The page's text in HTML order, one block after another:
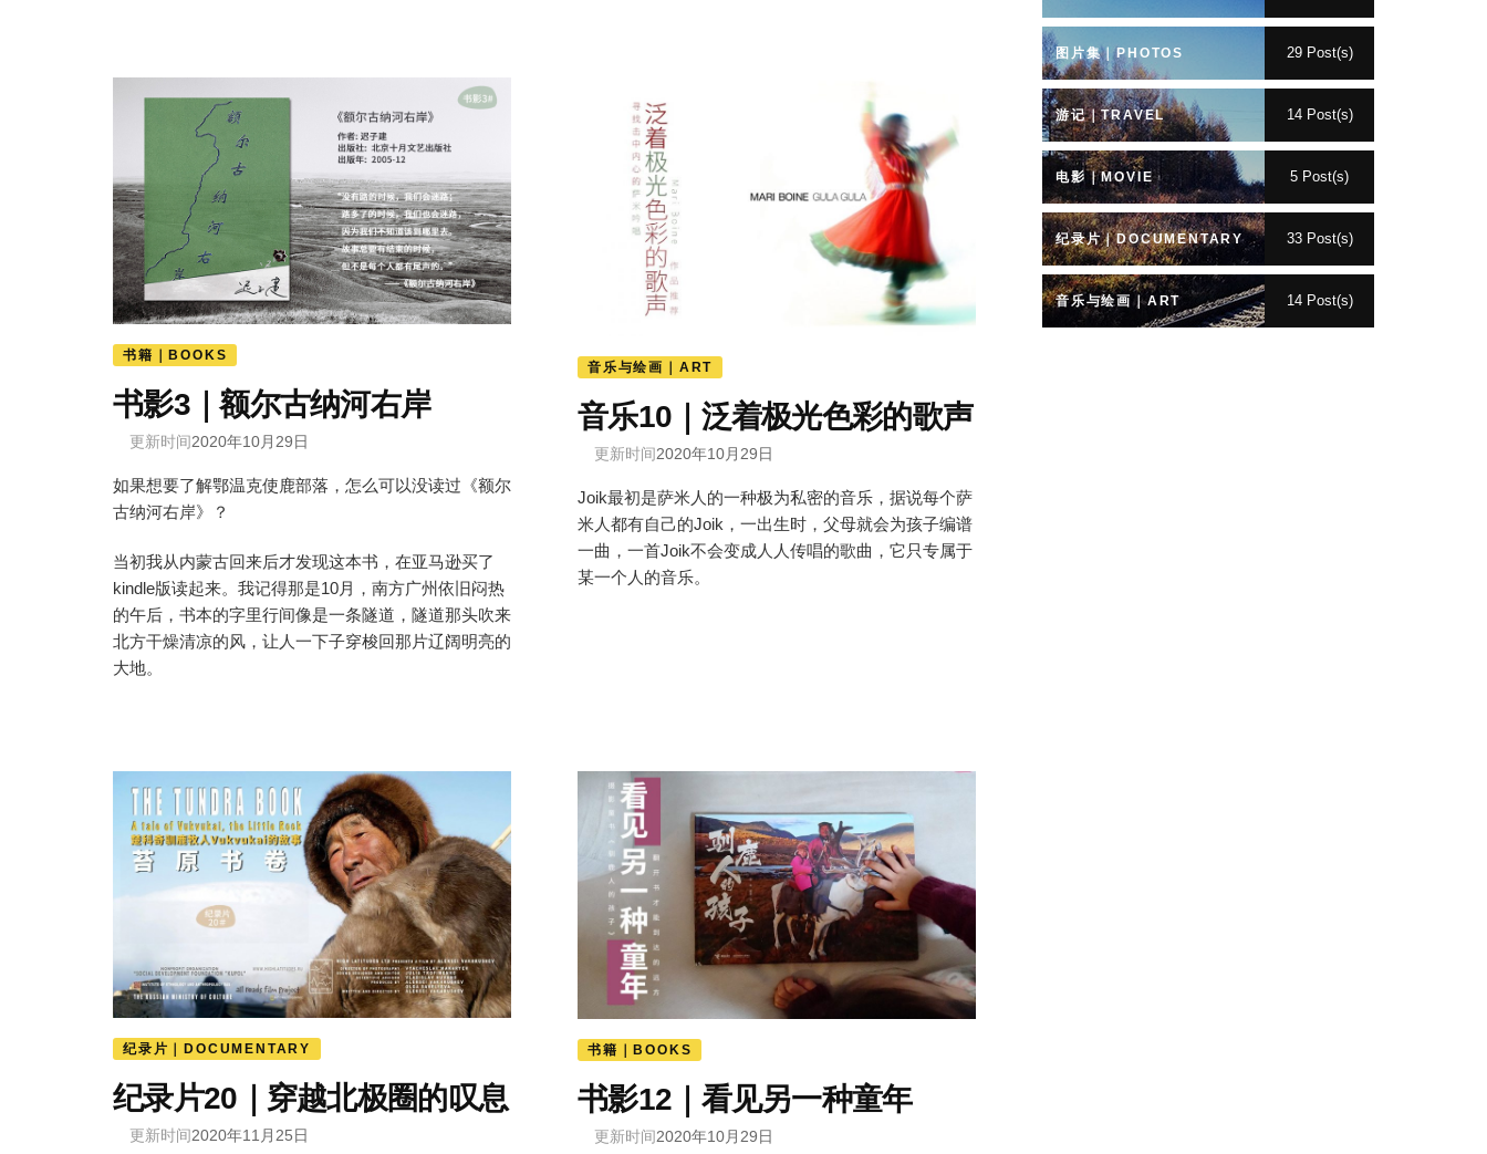
书籍｜BOOKS
书影3｜额尔古纳河右岸
更新时间2020年10月29日
如果想要了解鄂温克使鹿部落，怎么可以没读过《额尔
古纳河右岸》？
当初我从内蒙古回来后才发现这本书，在亚马逊买了
kindle版读起来。我记得那是10月，南方广州依旧闷热
的午后，书本的字里行间像是一条隧道，隧道那头吹来
北方干燥清凉的风，让人一下子穿梭回那片辽阔明亮的
大地。
音乐与绘画｜ART
音乐10｜泛着极光色彩的歌声
更新时间2020年10月29日
Joik最初是萨米人的一种极为私密的音乐，据说每个萨
米人都有自己的Joik，一出生时，父母就会为孩子编谱
一曲，一首Joik不会变成人人传唱的歌曲，它只专属于
某一个人的音乐。
纪录片｜DOCUMENTARY
纪录片20｜穿越北极圈的叹息
更新时间2020年11月25日
书籍｜BOOKS
书影12｜看见另一种童年
更新时间2020年10月29日
图片集｜PHOTOS 29 Post(s)
游记｜TRAVEL 14 Post(s)
电影｜MOVIE 5 Post(s)
纪录片｜DOCUMENTARY 33 Post(s)
音乐与绘画｜ART 14 Post(s)